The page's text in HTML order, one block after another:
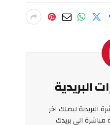
البريدية
البريدية ليصلك اخر
مباشرة الى بريدك